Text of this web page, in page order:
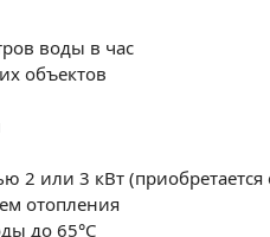
воды в час
объектов
2 или 3 кВт (приобретается
отопления
до 65°C